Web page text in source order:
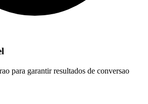
para garantir resultados de conversao